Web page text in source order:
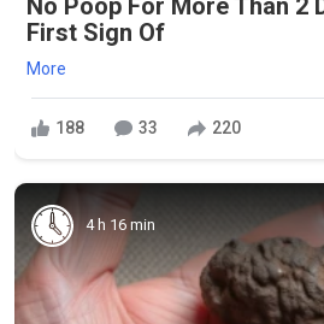
First Sign Of
More
188 33 220
4 h 16 min